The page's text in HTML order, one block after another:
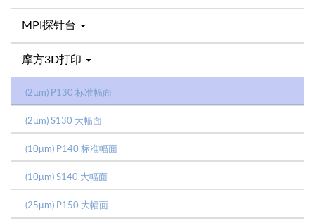
MPI探针台
摩方3D打印
(2μm) P130 标准幅面
(2μm) S130 大幅面
(10μm) P140 标准幅面
(10μm) S140 大幅面
(25μm) P150 大幅面